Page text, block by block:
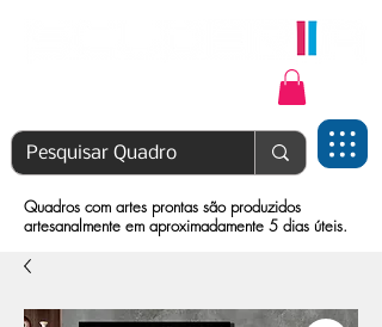
Quadros com artes prontas são produzidos
artesanalmente em aproximadamente 5 dias úteis.